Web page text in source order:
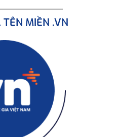
TÊN MIỀN .VN